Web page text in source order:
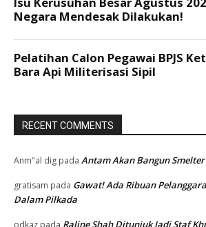
RECENT COMMENTS
Anm"al dig pada Antam Akan Bangun Smelter
gratisam pada Gawat! Ada Ribuan
Dalam Pilkada